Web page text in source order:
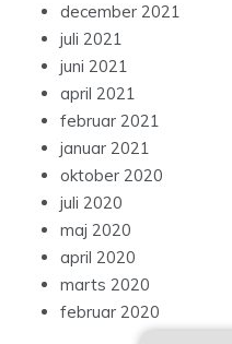
december 2021
juli 2021
juni 2021
april 2021
februar 2021
januar 2021
oktober 2020
juli 2020
maj 2020
april 2020
marts 2020
februar 2020